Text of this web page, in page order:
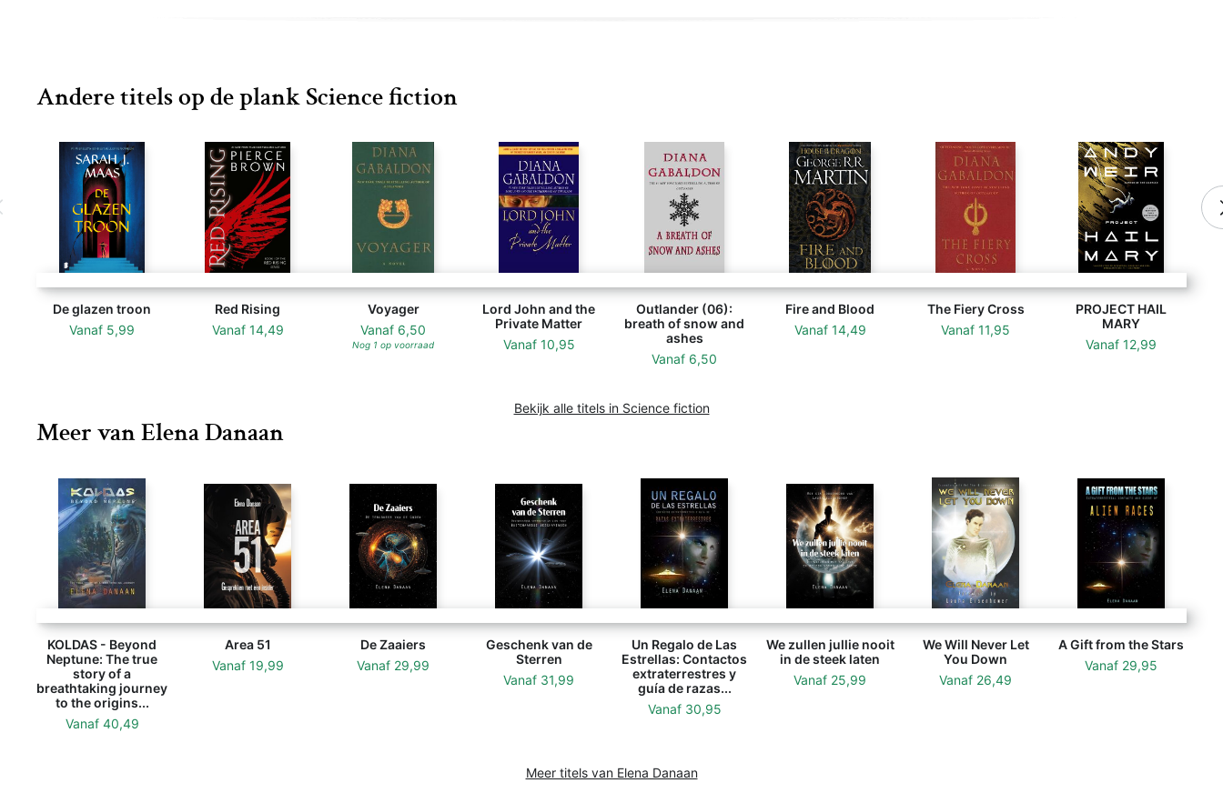
Andere titels op de plank Science fiction
De glazen troon
Vanaf 5,99
Red Rising
Vanaf 14,49
Voyager
Vanaf 6,50
Nog 1 op voorraad
Lord John and the
Private Matter
Vanaf 10,95
Outlander (06):
breath of snow and
ashes
Vanaf 6,50
Fire and Blood
Vanaf 14,49
The Fiery Cross
Vanaf 11,95
PROJECT HAIL
MARY
Vanaf 12,99
Bekijk alle titels in Science fiction
Meer van Elena Danaan
KOLDAS - Beyond
Neptune: The true
story of a
breathtaking journey
to the origins...
Vanaf 40,49
Area 51
Vanaf 19,99
De Zaaiers
Vanaf 29,99
Geschenk van de
Sterren
Vanaf 31,99
Un Regalo de Las
Estrellas: Contactos
extraterrestres y
guía de razas...
Vanaf 30,95
We zullen jullie nooit
in de steek laten
Vanaf 25,99
We Will Never Let
You Down
Vanaf 26,49
A Gift from the Stars
Vanaf 29,95
Meer titels van Elena Danaan